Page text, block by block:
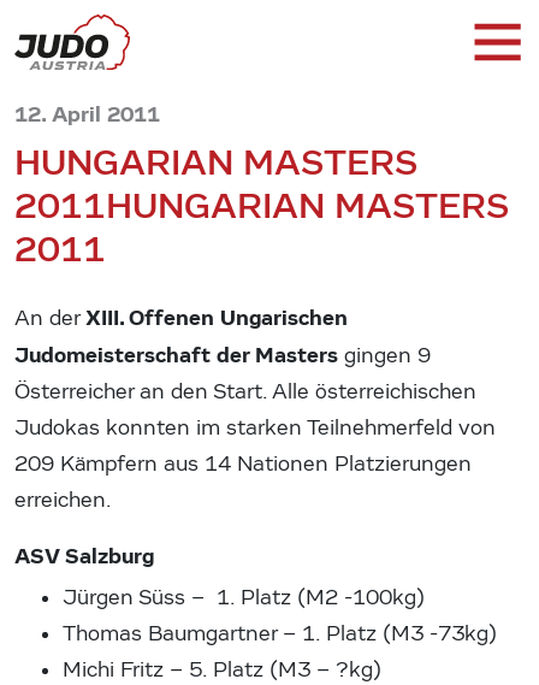
12. April 2011
HUNGARIAN MASTERS
2011HUNGARIAN MASTERS
2011
An derXIII. Offenen Ungarischen
Judomeisterschaft der Masters gingen 9
Österreicher an den Start. Alle österreichischen
Judokas konnten im starken Teilnehmerfeld von
209 Kämpfern aus 14 Nationen Platzierungen
erreichen.
ASV Salzburg
Jürgen Süss – 1. Platz (M2 -100kg)
Thomas Baumgartner – 1. Platz (M3 -73kg)
Michi Fritz – 5. Platz (M3 – ?kg)